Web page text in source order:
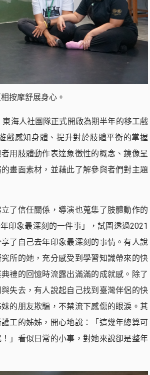
按摩舒展身心。
海人社團隊正式開啟為期半年的移工戲
戲感知身體、提升對於肢體平衡的掌握
用肢體動作表達象徵性的概念、鏡像呈
畫面素材，並藉此了解參與者們對主題
了信任關係，導演也蒐集了肢體動作的
印象最深刻的一件事」，試圖透過2021
了自己去年印象最深刻的事情。有人說
所的她，充分感受到學習知識帶來的快
禮的回憶時流露出滿滿的成就感。除了
失去，有人說起自己找到臺灣伴侶的快
的朋友欺騙，不禁流下感傷的眼淚。其
工的姊姊，開心地說：「這幾年總算可
」看似日常的小事，對她來說卻是整年